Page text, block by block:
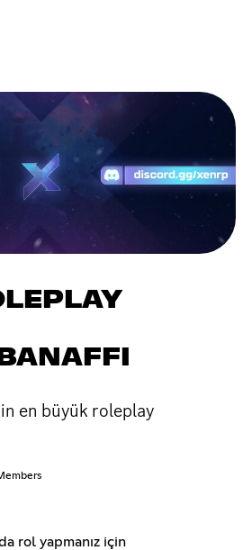
en büyük roleplay
rol yapmanız için